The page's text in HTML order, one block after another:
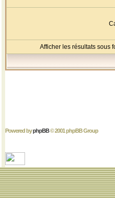
Afficher les résultats sous
Powered byphpBB© 2001 phpBB Group